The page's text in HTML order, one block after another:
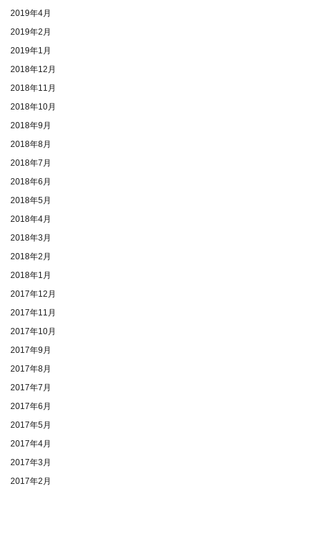
2019年4月
2019年2月
2019年1月
2018年12月
2018年11月
2018年10月
2018年9月
2018年8月
2018年7月
2018年6月
2018年5月
2018年4月
2018年3月
2018年2月
2018年1月
2017年12月
2017年11月
2017年10月
2017年9月
2017年8月
2017年7月
2017年6月
2017年5月
2017年4月
2017年3月
2017年2月